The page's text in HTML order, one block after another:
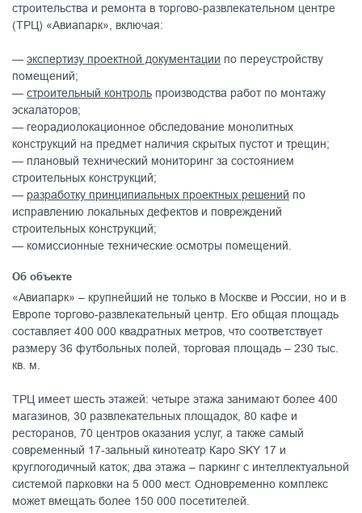
строительства и ремонта в торгово-развлекательном центре
(ТРЦ) «Авиапарк», включая:
— экспертизу проектной документации по переустройству
помещений;
— строительный контроль производства работ по монтажу
эскалаторов;
— георадиолокационное обследование монолитных
конструкций на предмет наличия скрытых пустот и трещин;
— плановый технический мониторинг за состоянием
строительных конструкций;
— разработку принципиальных проектных решений по
исправлению локальных дефектов и повреждений
строительных конструкций;
— комиссионные технические осмотры помещений.
Об объекте
«Авиапарк» – крупнейший не только в Москве и России, но и в
Европе торгово-развлекательный центр. Его общая площадь
составляет 400 000 квадратных метров, что соответствует
размеру 36 футбольных полей, торговая площадь – 230 тыс.
кв. м.
ТРЦ имеет шесть этажей: четыре этажа занимают более 400
магазинов, 30 развлекательных площадок, 80 кафе и
ресторанов, 70 центров оказания услуг, а также самый
современный 17-зальный кинотеатр Каро SKY 17 и
круглогодичный каток; два этажа – паркинг с интеллектуальной
системой парковки на 5 000 мест. Одновременно комплекс
может вмещать более 150 000 посетителей.